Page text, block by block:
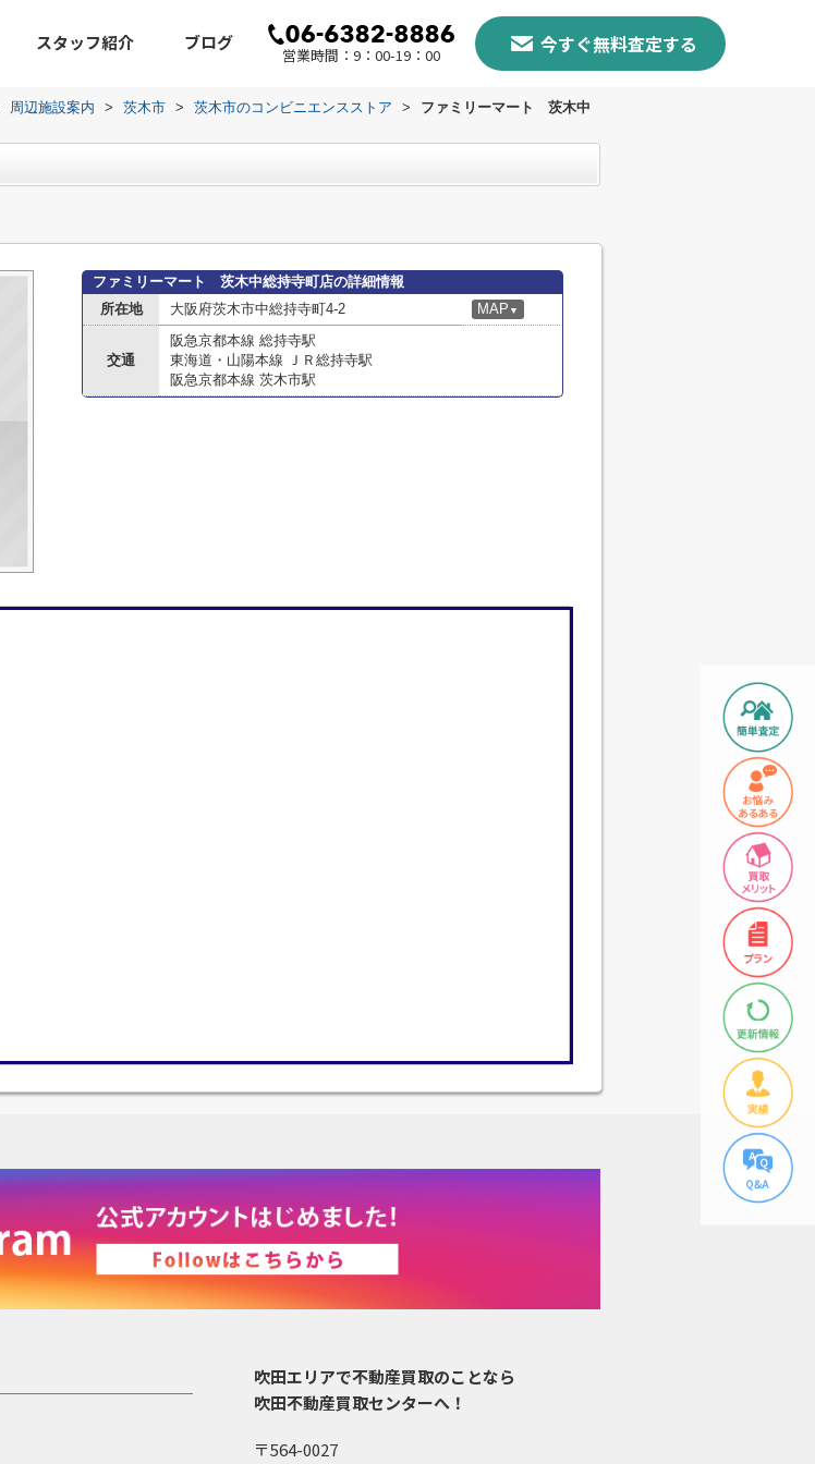
スタッフ紹介 ブログ
営業時間：9：00-19：00 今すぐ無料査定する
周辺施設案内 > 茨木市 > 茨木市のコンビニエンスストア >
ファミリーマート 茨木中
ファミリーマート 茨木中総持寺町店の詳細情報
所在地
大阪府茨木市中総持寺町4-2 MAP ▼
交通
阪急京都本線 総持寺駅
東海道・山陽本線 ＪＲ総持寺駅
阪急京都本線 茨木市駅
吹田エリアで不動産買取のことなら
吹田不動産買取センターへ！
〒564-0027